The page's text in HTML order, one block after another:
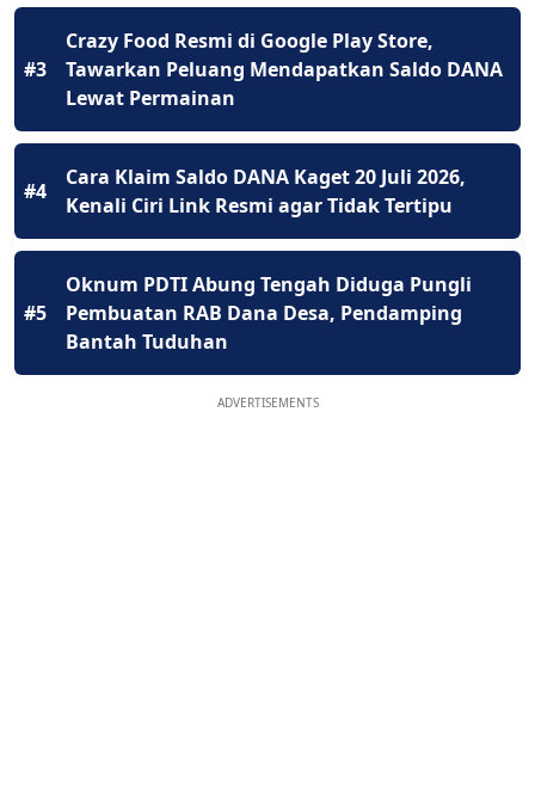
#3
Crazy Food Resmi di Google Play Store,
Tawarkan Peluang Mendapatkan Saldo DANA
Lewat Permainan
#4
Cara Klaim Saldo DANA Kaget 20 Juli 2026,
Kenali Ciri Link Resmi agar Tidak Tertipu
#5
Oknum PDTI Abung Tengah Diduga Pungli
Pembuatan RAB Dana Desa, Pendamping
Bantah Tuduhan
ADVERTISEMENTS